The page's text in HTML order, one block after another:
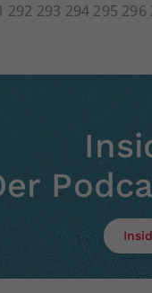
292 293 294 295 296